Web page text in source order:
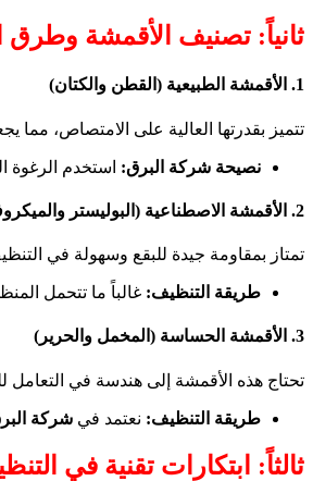
ثانياً: تصنيف الأقمشة وطرق
1. الأقمشة الطبيعية (القطن والكتان)
تتميز بقدرتها العالية على الامتصاص، مما
نصيحة شركة البرق: استخدم الرغوة
2. الأقمشة الاصطناعية (البوليستر والميكروفايبر)
تمتاز بمقاومة جيدة للبقع وسهولة في
طريقة التنظيف: غالباً ما تتحمل
3. الأقمشة الحساسة (المخمل والحرير)
تحتاج هذه الأقمشة إلى هندسة في التعامل
طريقة التنظيف: نعتمد في شركة
ثالثاً: ابتكارات تقنية في